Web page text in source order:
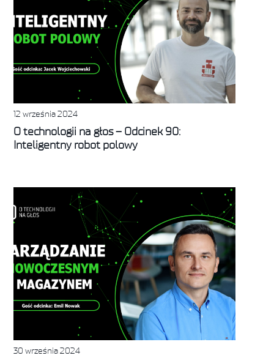
12 września 2024
O technologii na głos – Odcinek 90:
Inteligentny robot polowy
30 września 2024